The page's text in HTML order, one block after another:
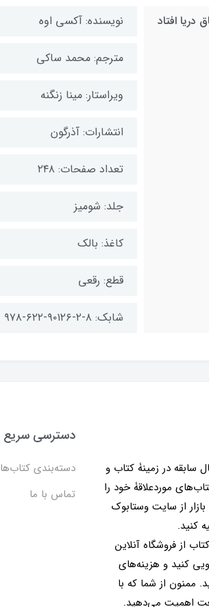
دریا افتاد نویسنده: آکسی اوه
مترجم: محمد ساکی
ویراستار: مینا زنگنه
انتشارات: آذرگون
تعداد صفحات: ۲۴۸
جلد: شومیز
کاغذ: بالک
قطع: رقعی
شابک: ۸-۲-۹۰۱۲۶-۶۲۲-۹۷۸
اعلام کنیم که با 10 سال سابقه در زمینۀ کتاب و
موردعلاقۀ خود را
از سایت وستابوک
کنید.
از فروشگاه آنلاین
کنید و هزینه‌های
ممنون از شما که با
اهمیت می‌دهید.
دسترسی سریع
دسته‌بندی کتاب‌ها
تماس با ما